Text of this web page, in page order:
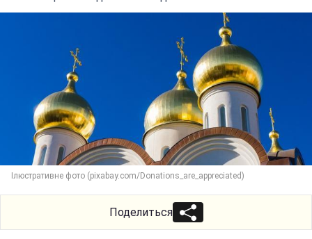
Ілюстративне фото (pixabay.com/Donations_are_appreciated)
Поделиться